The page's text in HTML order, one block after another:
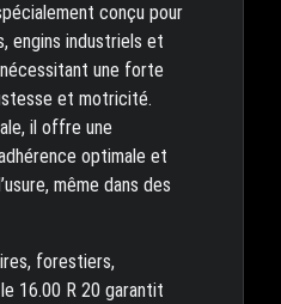
conçu pour
engins industriels et
une forte
et motricité.
il offre une
optimale et
même dans des
forestiers,
16.00 R 20 garantit